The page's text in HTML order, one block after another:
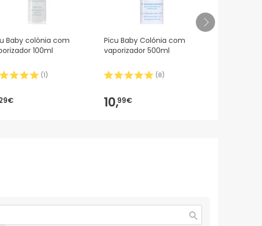
Baby colónia com
100ml
(1)
Picu Baby Colónia com
vaporizador 500ml
(8)
10,99€